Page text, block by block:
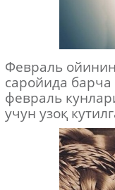
Февраль
саройида
февраль
учун узоқ